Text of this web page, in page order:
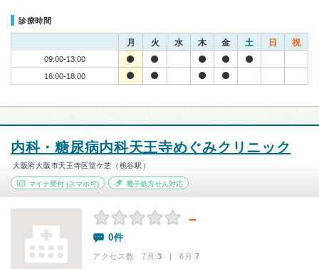
診療時間
月 火 水 木 金 土 日 祝
09:00-13:00
16:00-18:00
内科・糖尿病内科天王寺めぐみクリニック
大阪府大阪市天王寺区堂ケ芝（桃谷駅）
マイナ受付 (スマホ可) 電子処方せん対応
－
0件
アクセス数 7月:3 | 6月:7